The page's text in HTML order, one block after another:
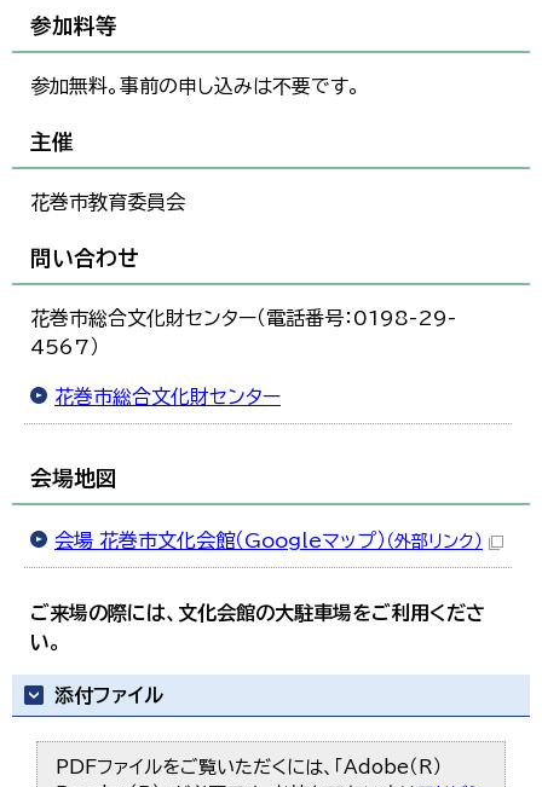
参加料等
参加無料。事前の申し込みは不要です。
主催
花巻市教育委員会
問い合わせ
花巻市総合文化財センター（電話番号：0198-29-
4567）
花巻市総合文化財センター
会場地図
会場 花巻市文化会館（Googleマップ） （外部リンク）
ご来場の際には、文化会館の大駐車場をご利用くださ
い。
添付ファイル
PDFファイルをご覧いただくには、「Adobe（R）